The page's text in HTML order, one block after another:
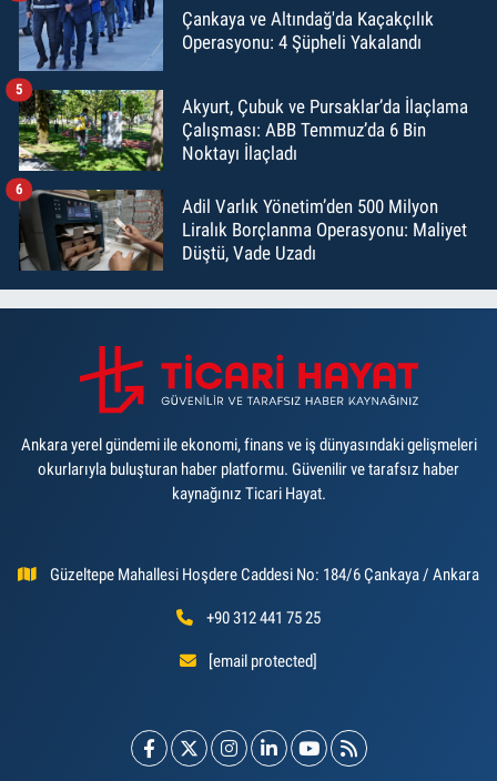
Çankaya ve Altındağ'da Kaçakçılık
Operasyonu: 4 Şüpheli Yakalandı
Akyurt, Çubuk ve Pursaklar’da İlaçlama
Çalışması: ABB Temmuz’da 6 Bin
Noktayı İlaçladı
5
Adil Varlık Yönetim’den 500 Milyon
Liralık Borçlanma Operasyonu: Maliyet
Düştü, Vade Uzadı
6
Ankara yerel gündemi ile ekonomi, finans ve iş dünyasındaki gelişmeleri
okurlarıyla buluşturan haber platformu. Güvenilir ve tarafsız haber
kaynağınız Ticari Hayat.
Güzeltepe Mahallesi Hoşdere Caddesi No: 184/6 Çankaya / Ankara
+90 312 441 75 25
[email protected]